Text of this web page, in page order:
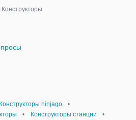
Конструкторы
Конструкторы ninjago
•
• Конструкторы станции
•